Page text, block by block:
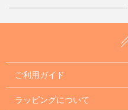
ご利用ガイド
ラッピングについて